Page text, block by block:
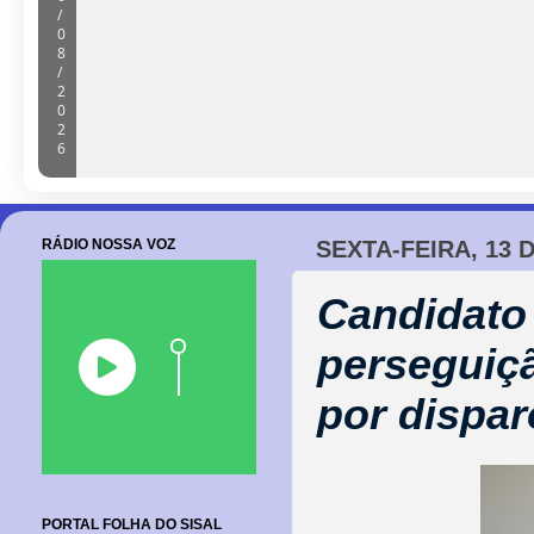
Câmara de Barrocas retoma
cobranças à gestão e anúncio de
06/08/2026
SEXTA-FEIRA, 13
por
RÁDIO NOSSA VOZ
PORTAL FOLHA DO SISAL